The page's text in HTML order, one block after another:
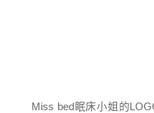
Miss bed眠床小姐的